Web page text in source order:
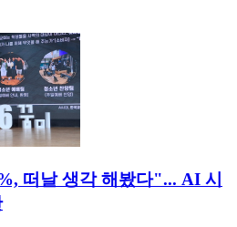
떠날 생각 해봤다"... AI 시